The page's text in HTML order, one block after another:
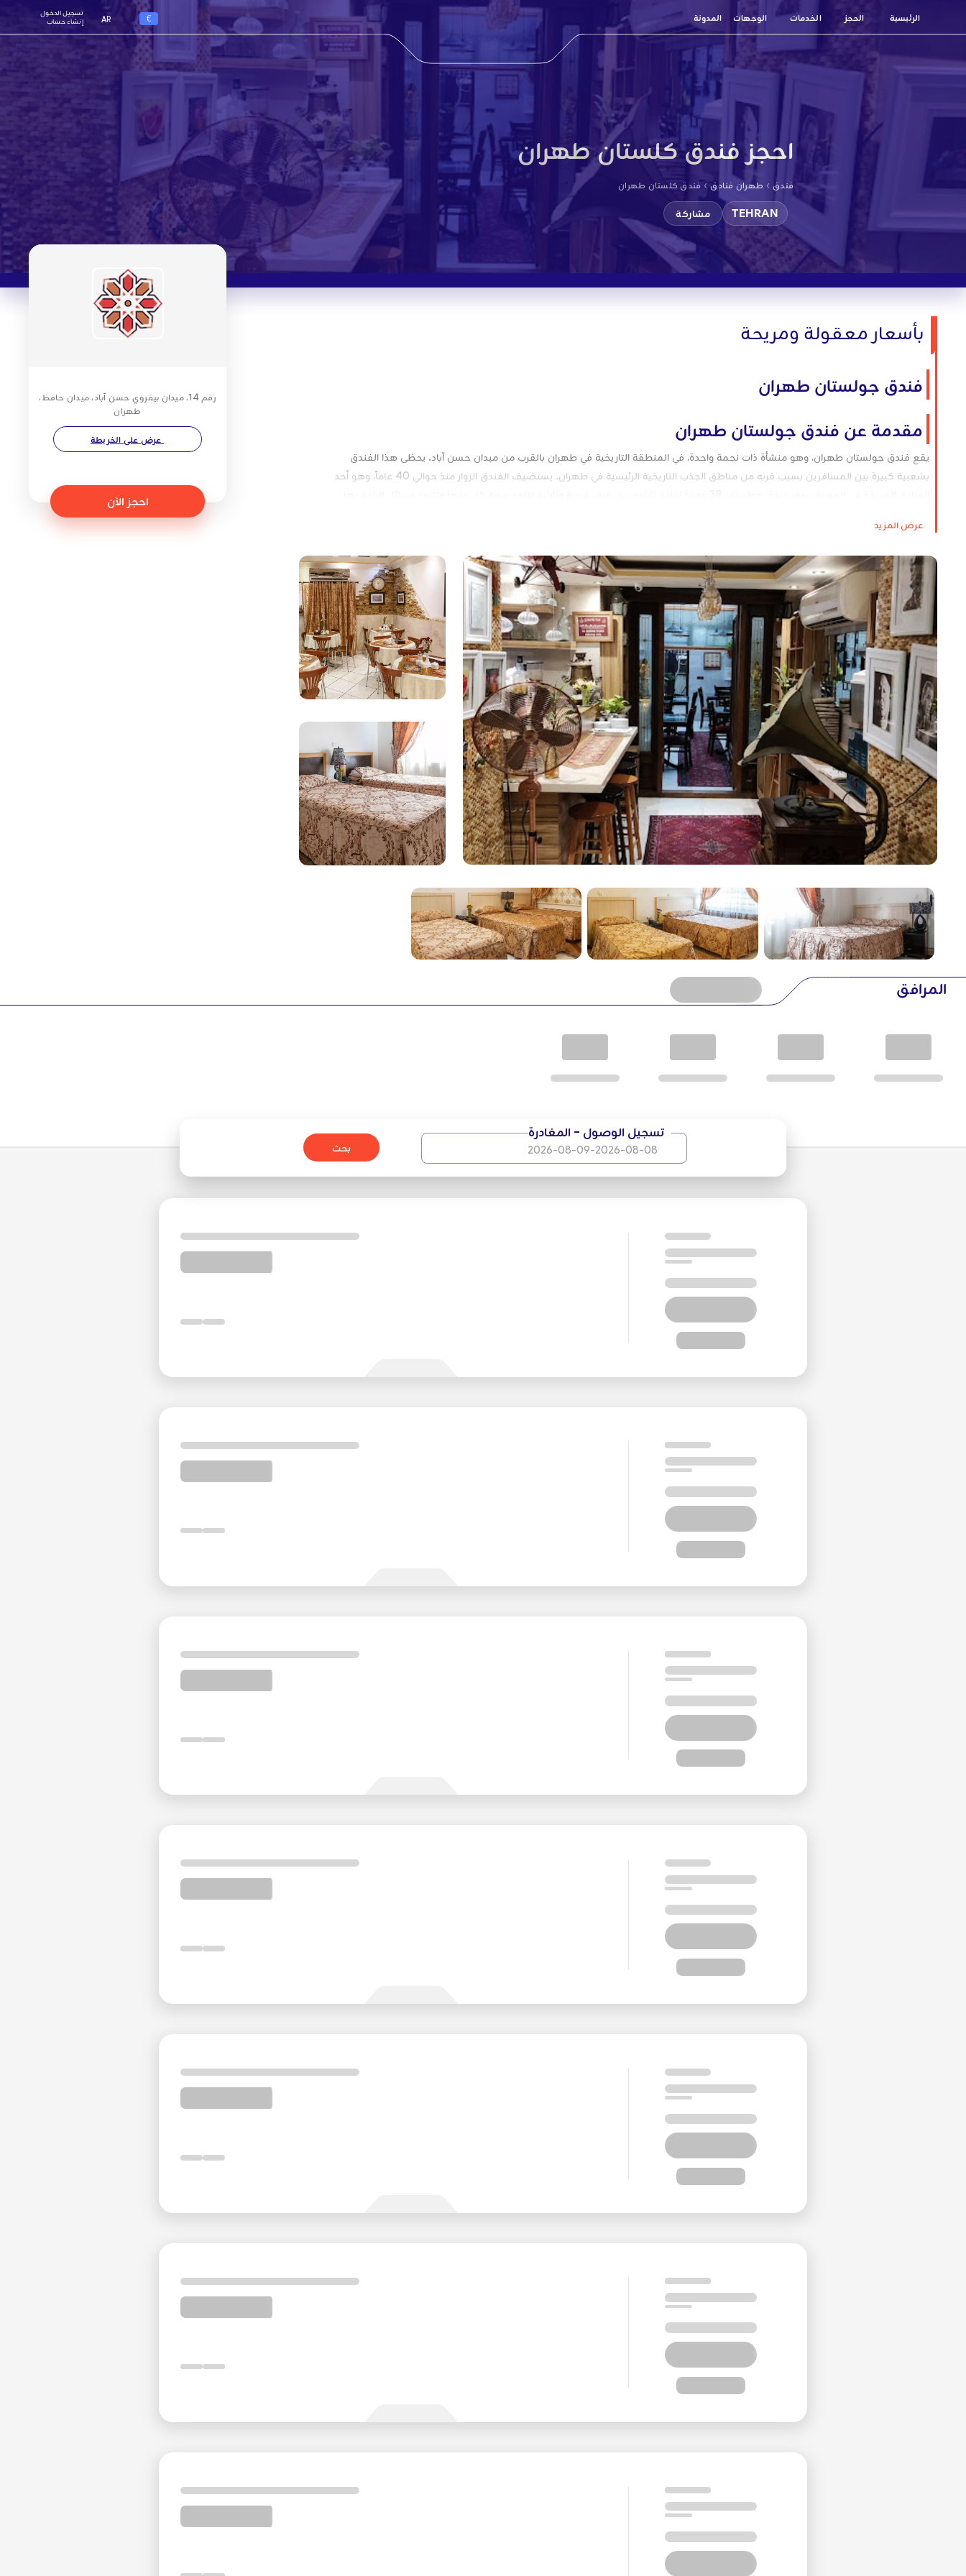
الرئيسية الحجز الخدمات الوجهات المدونة €
AR
تسجيل الدخول
إنشاء حساب
احجز فندق كلستان طهران
فندق › طهران فنادق › فندق كلستان طهران
TEHRAN مشاركة
رقم 14، ميدان بيفروي حسن آباد، ميدان حافظ،
طهران
عرض على الخريطة
احجز الآن
بأسعار معقولة ومريحة
فندق جولستان طهران
مقدمة عن فندق جولستان طهران
يقع فندق جولستان طهران، وهو منشأة ذات نجمة واحدة، في المنطقة التاريخية في طهران بالقرب من ميدان حسن آباد. يحظى هذا الفندق
بشعبية كبيرة بين المسافرين بسبب قربه من مناطق الجذب التاريخية الرئيسية في طهران. يستضيف الفندق الزوار منذ حوالي 40 عاماً، وهو أحد
النزلاء. تضمن لك المسافة القريبة من وسائل النقل العام مثل محطات المترو والحافلات سهولة الوصول إلى مختلف أنحاء طهران. تقع المعالم
قصر كلستان حوالي 15 دقيقة بالسيارة.
نظرة عامة على الفندق
افتُتح فندق جولستان طهران في عام 1987 بالقرب من ساحة حسن آباد بمساحة بناء تبلغ 1200 متر مربع. ولعدة عقود، حافظ الفندق على
شعبيته واستمر في خدمة النزلاء لعدة عقود. وباعتباره فندق نجمة واحدة، فإنه يوفر 38 وحدة إقامة ويفتخر بالسلوك المهني لموظفيه.
أماكن الإقامة في فندق جولستان طهران
يسعى فندق جولستان جاهداً لتوفير إقامة ممتعة مع الخدمات ووسائل الراحة القياسية. يمكن للضيوف الاستمتاع بوجبة إفطار مجانية، وخدمات
غسيل الملابس، وخدمة الواي فاي، وخدمة الغرف، وردهة ومقهى.
خيارات تناول الطعام في فندق جولستان طهران
يحتوي فندق جولستان على قاعة طعام في الطابق الأرضي تعمل كغرفة إفطار تتسع لـ 20 نزيلاً. يتم تقديم الإفطار من الساعة 7:30 إلى 9:00
صباحاً. وبالإضافة إلى ذلك، يوجد مقهى في الطابق الأول يتسع لـ 25 ضيفاً، ويقدم الخدمة من الساعة 10:00 صباحاً إلى الساعة 10:00 مساءً.
غرف في فندق جولستان طهران
يوفر فندق جولستان المكون من ثلاثة طوابق 38 وحدة إقامة، بما في ذلك غرف فردية ومزدوجة وثلاثية. بناءً على عدد المرافقين، يمكن للنزلاء
اختيار الغرفة الأنسب لهم. جميع الغرف مجهزة بثلاجة وتلفزيون وتكييف هواء وخدمة الغرف. لا تحتوي بعض الغرف على حمامات خاصة وهي
متوفرة بتكلفة أقل.
عنوان فندق جولستان هو 14 شارع حافظ، بالقرب من ميدان حسن آباد. أما المسافات إلى مناطق الجذب الرئيسية في طهران فهي كالتالي:
متحف الأواني الزجاجية والخزفية: 7 دقائق سيراً على الأقدام
حديقة دانشجو: 7 دقائق بالسيارة
عرض المزيد
المرافق
تسجيل الوصول - المغادرة
2026-08-08
-
2026-08-09 بحث